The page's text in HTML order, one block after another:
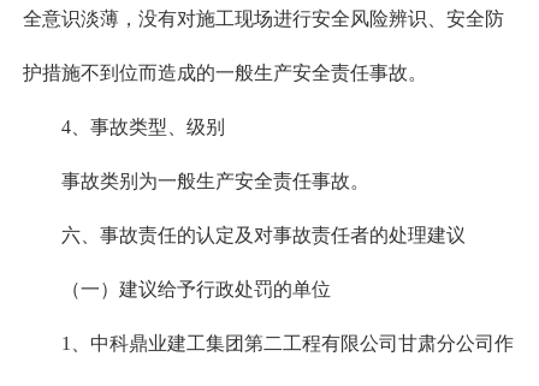
全意识淡薄，没有对施工现场进行安全风险辨识、安全防
护措施不到位而造成的一般生产安全责任事故。
4、事故类型、级别
事故类别为一般生产安全责任事故。
六、事故责任的认定及对事故责任者的处理建议
（一）建议给予行政处罚的单位
1、中科鼎业建工集团第二工程有限公司甘肃分公司作